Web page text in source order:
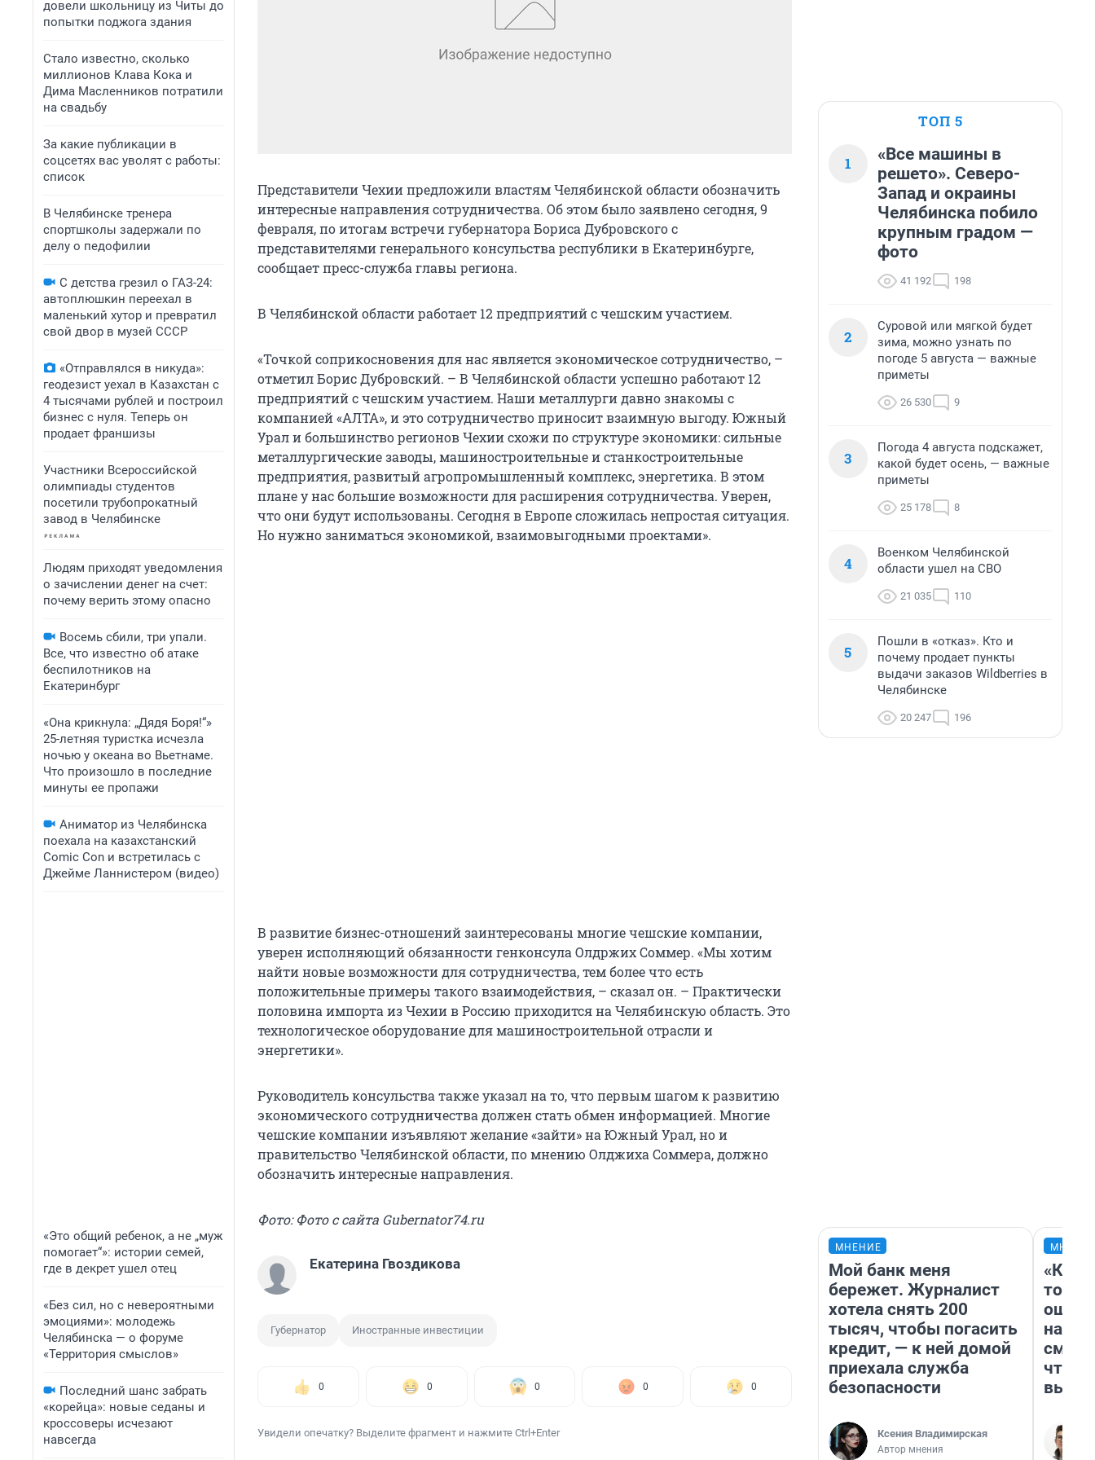
довели школьницу из Читы до
попытки поджога здания
Стало известно, сколько
миллионов Клава Кока и
Дима Масленников потратили
на свадьбу
За какие публикации в
соцсетях вас уволят с работы:
список
В Челябинске тренера
спортшколы задержали по
делу о педофилии
С детства грезил о ГАЗ-24:
автоплюшкин переехал в
маленький хутор и превратил
свой двор в музей СССР
«Отправлялся в никуда»:
геодезист уехал в Казахстан с
4 тысячами рублей и построил
бизнес с нуля. Теперь он
продает франшизы
Участники Всероссийской
олимпиады студентов
посетили трубопрокатный
завод в Челябинске
Людям приходят уведомления
о зачислении денег на счет:
почему верить этому опасно
Восемь сбили, три упали.
Все, что известно об атаке
беспилотников на
Екатеринбург
«Она крикнула: „Дядя Боря!“»
25-летняя туристка исчезла
ночью у океана во Вьетнаме.
Что произошло в последние
минуты ее пропажи
Аниматор из Челябинска
поехала на казахстанский
Comic Con и встретилась с
Джейме Ланнистером (видео)
«Это общий ребенок, а не „муж
помогает“»: истории семей,
где в декрет ушел отец
«Без сил, но с невероятными
эмоциями»: молодежь
Челябинска — о форуме
«Территория смыслов»
Последний шанс забрать
«корейца»: новые седаны и
кроссоверы исчезают
навсегда
Представители Чехии предложили властям Челябинской области обозначить
интересные направления сотрудничества. Об этом было заявлено сегодня, 9
февраля, по итогам встречи губернатора Бориса Дубровского с
представителями генерального консульства республики в Екатеринбурге,
сообщает пресс-служба главы региона.
В Челябинской области работает 12 предприятий с чешским участием.
«Точкой соприкосновения для нас является экономическое сотрудничество, –
отметил Борис Дубровский. – В Челябинской области успешно работают 12
предприятий с чешским участием. Наши металлурги давно знакомы с
компанией «АЛТА», и это сотрудничество приносит взаимную выгоду. Южный
Урал и большинство регионов Чехии схожи по структуре экономики: сильные
металлургические заводы, машиностроительные и станкостроительные
предприятия, развитый агропромышленный комплекс, энергетика. В этом
плане у нас большие возможности для расширения сотрудничества. Уверен,
что они будут использованы. Сегодня в Европе сложилась непростая ситуация.
Но нужно заниматься экономикой, взаимовыгодными проектами».
В развитие бизнес-отношений заинтересованы многие чешские компании,
уверен исполняющий обязанности генконсула Олдржих Соммер. «Мы хотим
найти новые возможности для сотрудничества, тем более что есть
положительные примеры такого взаимодействия, – сказал он. – Практически
половина импорта из Чехии в Россию приходится на Челябинскую область. Это
технологическое оборудование для машиностроительной отрасли и
энергетики».
Руководитель консульства также указал на то, что первым шагом к развитию
экономического сотрудничества должен стать обмен информацией. Многие
чешские компании изъявляют желание «зайти» на Южный Урал, но и
правительство Челябинской области, по мнению Олджиха Соммера, должно
обозначить интересные направления.
Фото: Фото с сайта Gubernator74.ru
Екатерина Гвоздикова
Губернатор Иностранные инвестиции
0 0 0 0 0
Увидели опечатку? Выделите фрагмент и нажмите Ctrl+Enter
ТОП 5
1
«Все машины в
решето». Северо-
Запад и окраины
Челябинска побило
крупным градом —
фото
41 192 198
2
Суровой или мягкой будет
зима, можно узнать по
погоде 5 августа — важные
приметы
26 530 9
3
Погода 4 августа подскажет,
какой будет осень, — важные
приметы
25 178 8
4
Военком Челябинской
области ушел на СВО
21 035 110
5
Пошли в «отказ». Кто и
почему продает пункты
выдачи заказов Wildberries в
Челябинске
20 247 196
МНЕНИЕ
Мой банк меня
бережет. Журналист
хотела снять 200
тысяч, чтобы погасить
кредит, — к ней домой
приехала служба
безопасности
Ксения Владимирская
Автор мнения
то